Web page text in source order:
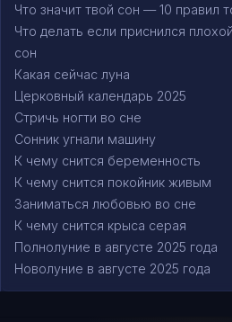
Что значит твой сон — 10 правил
Что делать если приснился плохой
сон
Какая сейчас луна
Церковный календарь 2025
Стричь ногти во сне
Сонник угнали машину
К чему снится беременность
К чему снится покойник живым
Заниматься любовью во сне
К чему снится крыса серая
Полнолуние в августе 2025 года
Новолуние в августе 2025 года